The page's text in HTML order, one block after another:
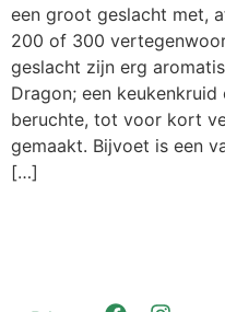
een groot geslacht met,
200 of 300
geslacht zijn erg
Dragon; een
beruchte, tot voor kort
gemaakt. Bijvoet is een
[…]